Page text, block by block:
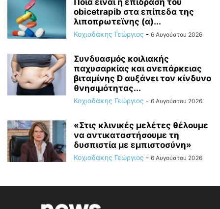
obicetrapib στα επίπεδα της
λιποπρωτεϊνης (α)...
Κοχιαδάκης Γεώργιος - 6 Αυγούστου 2026
Συνδυασμός κοιλιακής
παχυσαρκίας και ανεπάρκειας
βιταμίνης D αυξάνει τον κίνδυνο
θνησιμότητας...
Κοχιαδάκης Γεώργιος - 6 Αυγούστου 2026
«Στις κλινικές μελέτες θέλουμε
να αντικαταστήσουμε τη
δυσπιστία με εμπιστοσύνη»
Κοχιαδάκης Γεώργιος - 6 Αυγούστου 2026